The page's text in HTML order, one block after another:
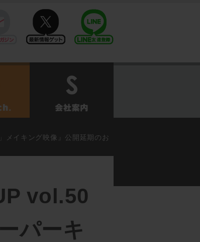
twitter
イキング映像』公開延期のお
vol.50
パーキ